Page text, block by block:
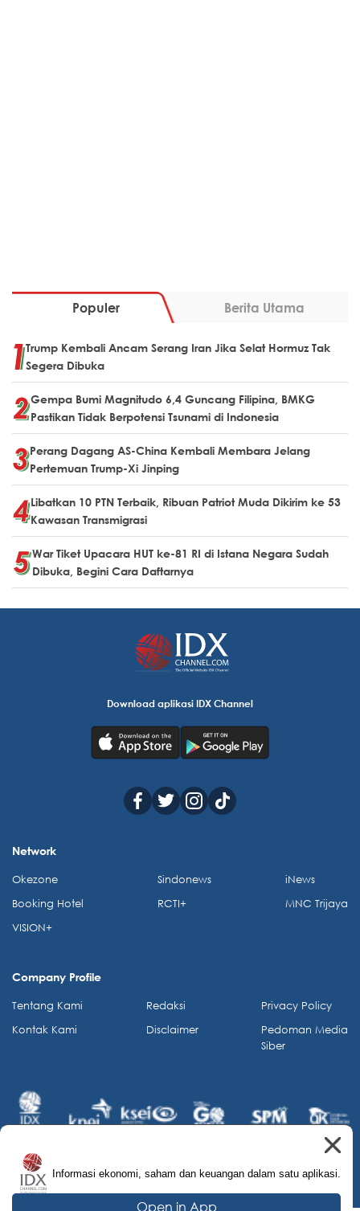
Populer Berita Utama
Trump Kembali Ancam Serang Iran Jika Selat Hormuz Tak
Segera Dibuka
Gempa Bumi Magnitudo 6,4 Guncang Filipina, BMKG
Pastikan Tidak Berpotensi Tsunami di Indonesia
Perang Dagang AS-China Kembali Membara Jelang
Pertemuan Trump-Xi Jinping
Libatkan 10 PTN Terbaik, Ribuan Patriot Muda Dikirim ke 53
Kawasan Transmigrasi
War Tiket Upacara HUT ke-81 RI di Istana Negara Sudah
Dibuka, Begini Cara Daftarnya
Informasi ekonomi, saham dan keuangan dalam satu aplikasi.
Open in App
Download aplikasi IDX Channel
Network
Okezone
Booking Hotel
VISION+
Sindonews
RCTI+
iNews
MNC Trijaya
Company Profile
Tentang Kami
Kontak Kami
Redaksi
Disclaimer
Privacy Policy
Pedoman Media
Siber
© 2026 IDX Channel. All Rights Reserved.